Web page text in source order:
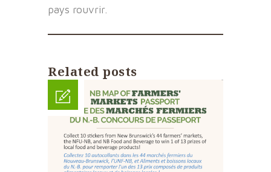
pays rouvrir.
Related posts